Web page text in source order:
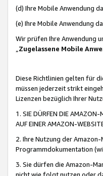
(d) Ihre Mobile Anwendung
(e) Ihre Mobile Anwendung
Wir prüfen Ihre Anwendung
„Zugelassene Mobile
Diese Richtlinien gelten für
müssen jederzeit strikt
Lizenzen bezüglich Ihrer
1. SIE DÜRFEN DIE AMAZON-
AUF EINER AMAZON-
2. Ihre Nutzung der
Programmdokumentation
3. Sie dürfen die Amazon-
nicht wie folgt nutzen oder